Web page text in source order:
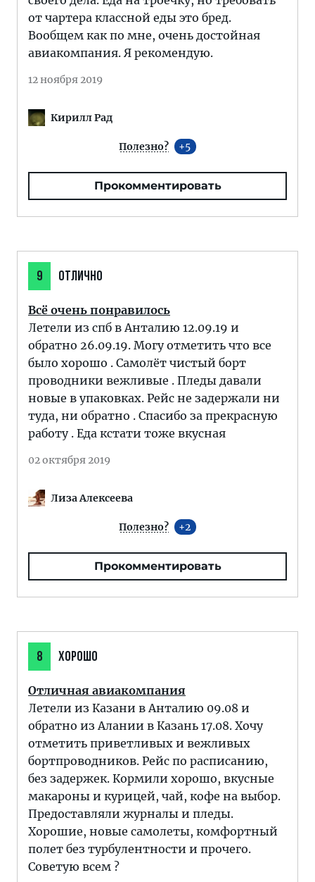
от чартера классной еды это бред.
Вообщем как по мне, очень достойная
авиакомпания. Я рекомендую.
12 ноября 2019
Кирилл Рад
Полезно? 5
Прокомментировать
9 ОТЛИЧНО
Всё очень понравилось
Летели из спб в Анталию 12.09.19 и
обратно 26.09.19. Могу отметить что все
было хорошо . Самолёт чистый борт
проводники вежливые . Пледы давали
новые в упаковках. Рейс не задержали ни
туда, ни обратно . Спасибо за прекрасную
работу . Еда кстати тоже вкусная
02 октября 2019
Лиза Алексеева
Полезно? 2
Прокомментировать
8 ХОРОШО
Отличная авиакомпания
Летели из Казани в Анталию 09.08 и
обратно из Алании в Казань 17.08. Хочу
отметить приветливых и вежливых
бортпроводников. Рейс по расписанию,
без задержек. Кормили хорошо, вкусные
макароны и курицей, чай, кофе на выбор.
Предоставляли журналы и пледы.
Хорошие, новые самолеты, комфортный
полет без турбулентности и прочего.
Советую всем ?